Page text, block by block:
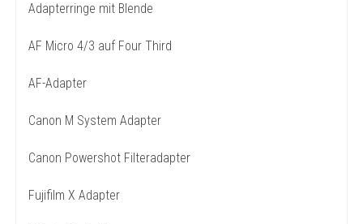
Adapterringe mit Blende
AF Micro 4/3 auf Four Third
AF-Adapter
Canon M System Adapter
Canon Powershot Filteradapter
Fujifilm X Adapter